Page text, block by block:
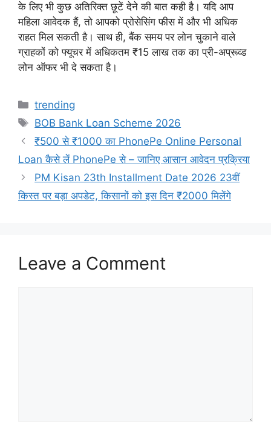
के लिए भी कुछ अतिरिक्त छूटें देने की बात कही है। यदि आप
महिला आवेदक हैं, तो आपको प्रोसेसिंग फीस में और भी अधिक
राहत मिल सकती है। साथ ही, बैंक समय पर लोन चुकाने वाले
ग्राहकों को फ्यूचर में अधिकतम ₹15 लाख तक का प्री-अप्रूव्ड
लोन ऑफर भी दे सकता है।
Categories
trending
Tags
BOB Bank Loan Scheme 2026
₹500 से ₹1000 का PhonePe Online Personal
Loan कैसे लें PhonePe से – जानिए आसान आवेदन प्रक्रिया
PM Kisan 23th Installment Date 2026 23वीं
किस्त पर बड़ा अपडेट, किसानों को इस दिन ₹2000 मिलेंगे
Leave a Comment